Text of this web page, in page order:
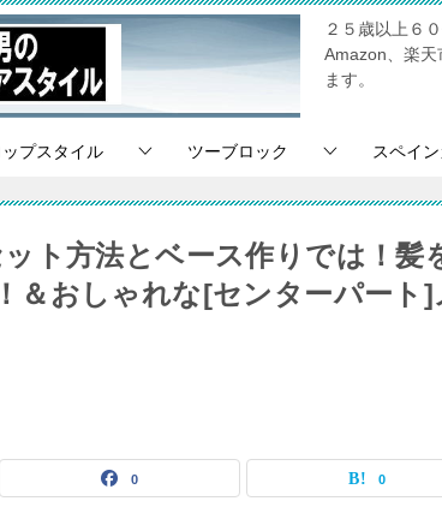
２５歳以上６
Amazon、楽天
ます。
プスタイル ツーブロック スペイ
ト方法とベース作りでは！髪
＆おしゃれな[センターパート]
0 0